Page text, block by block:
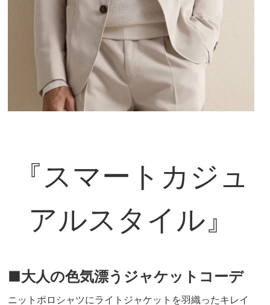
『スマートカジュ
アルスタイル』
■大人の色気漂うジャケットコーデ
ニットポロシャツにライトジャケットを羽織ったキレイ